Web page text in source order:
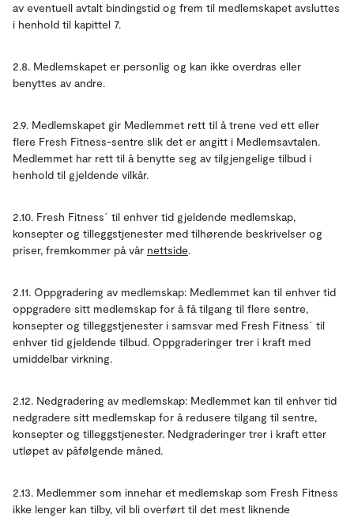
av eventuell avtalt bindingstid og frem til medlemskapet avsluttes
i henhold til kapittel 7.
2.8. Medlemskapet er personlig og kan ikke overdras eller
benyttes av andre.
2.9. Medlemskapet gir Medlemmet rett til å trene ved ett eller
flere Fresh Fitness-sentre slik det er angitt i Medlemsavtalen.
Medlemmet har rett til å benytte seg av tilgjengelige tilbud i
henhold til gjeldende vilkår.
2.10. Fresh Fitness´ til enhver tid gjeldende medlemskap,
konsepter og tilleggstjenester med tilhørende beskrivelser og
priser, fremkommer på vår nettside.
2.11. Oppgradering av medlemskap: Medlemmet kan til enhver tid
oppgradere sitt medlemskap for å få tilgang til flere sentre,
konsepter og tilleggstjenester i samsvar med Fresh Fitness´ til
enhver tid gjeldende tilbud. Oppgraderinger trer i kraft med
umiddelbar virkning.
2.12. Nedgradering av medlemskap: Medlemmet kan til enhver tid
nedgradere sitt medlemskap for å redusere tilgang til sentre,
konsepter og tilleggstjenester. Nedgraderinger trer i kraft etter
utløpet av påfølgende måned.
2.13. Medlemmer som innehar et medlemskap som Fresh Fitness
ikke lenger kan tilby, vil bli overført til det mest liknende